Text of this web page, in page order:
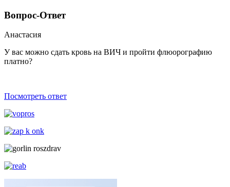
Вопрос-Ответ
Анастасия
У вас можно сдать кровь на ВИЧ и пройти флюорографию
платно?
Посмотреть ответ